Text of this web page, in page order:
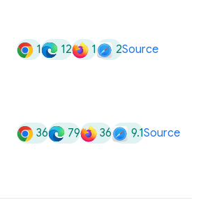
1 12 1 2Source
36 79 36 9.1Source